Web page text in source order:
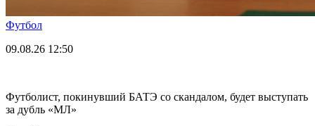
Футбол
09.08.26 12:50
Футболист, покинувший БАТЭ со скандалом, будет выступать
за дубль «МЛ»